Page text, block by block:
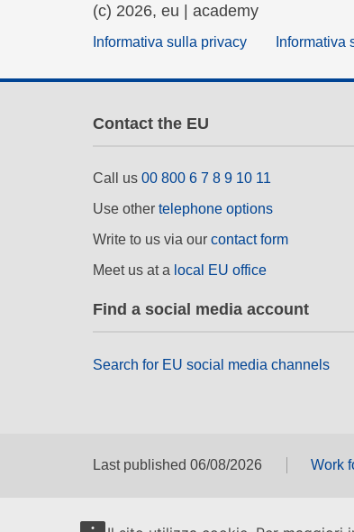
(c) 2026, eu | academy
Informativa sulla privacy Informativa
Contact the EU
Call us 00 800 6 7 8 9 10 11
Use other telephone options
Write to us via our contact form
Meet us at a local EU office
Find a social media account
Search for EU social media channels
Last published 06/08/2026 Work